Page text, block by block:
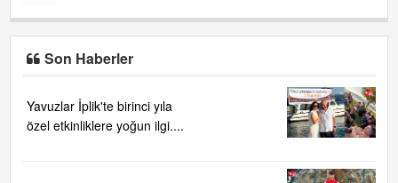
Son Haberler
Yavuzlar İplik'te birinci yıla
özel etkinliklere yoğun ilgi....